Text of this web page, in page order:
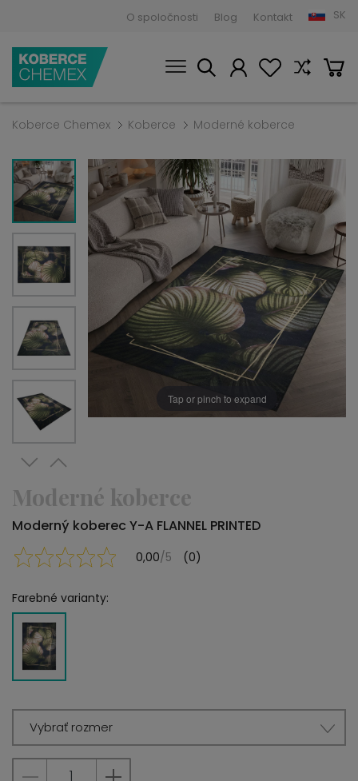
O spoločnosti Blog Kontakt SK
Koberce Chemex Koberce Moderné koberce
Tap or pinch to expand
Moderné koberce
Moderný koberec Y-A FLANNEL PRINTED
0,00/5 (0)
Farebné varianty:
Vybrať rozmer